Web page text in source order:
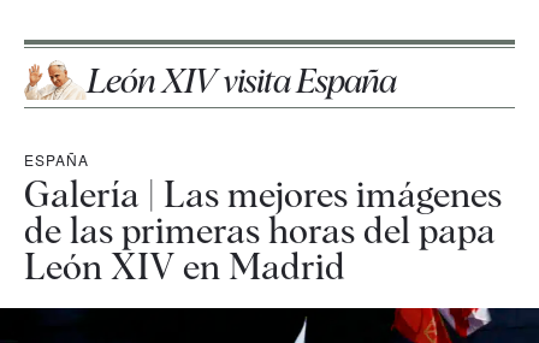
León XIV visita España
ESPAÑA
Galería | Las mejores imágenes
de las primeras horas del papa
León XIV en Madrid